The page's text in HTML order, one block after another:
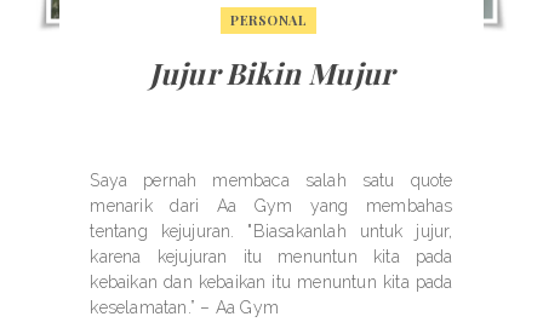
PERSONAL
Jujur Bikin Mujur
Saya pernah membaca salah satu quote
menarik dari Aa Gym yang membahas
tentang kejujuran. "Biasakanlah untuk jujur,
karena kejujuran itu menuntun kita pada
kebaikan dan kebaikan itu menuntun kita pada
keselamatan.” – Aa Gym